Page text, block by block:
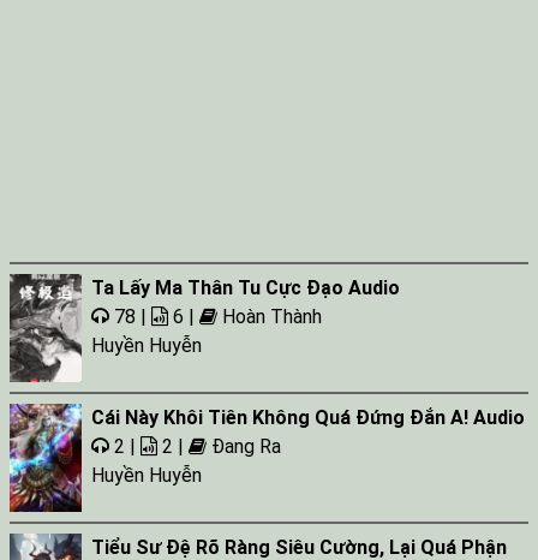
Ta Lấy Ma Thân Tu Cực Đạo Audio
78 |
6 |
Hoàn Thành
Huyền Huyễn
Cái Này Khôi Tiên Không Quá Đứng Đắn A! Audio
2 |
2 |
Đang Ra
Huyền Huyễn
Tiểu Sư Đệ Rõ Ràng Siêu Cường, Lại Quá Phận